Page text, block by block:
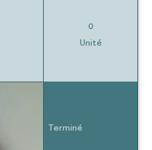
0
Unité
Terminé